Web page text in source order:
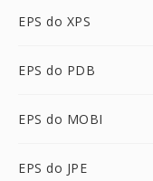
EPS do XPS
EPS do PDB
EPS do MOBI
EPS do JPE